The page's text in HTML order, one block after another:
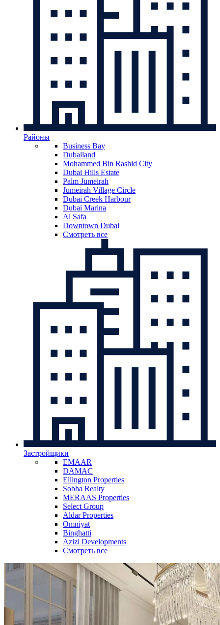
Районы
Business Bay
Dubailand
Mohammed Bin Rashid City
Dubai Hills Estate
Palm Jumeirah
Jumeirah Village Circle
Dubai Creek Harbour
Dubai Marina
Al Safa
Downtown Dubai
Смотреть все
Застройщики
EMAAR
DAMAC
Ellington Properties
Sobha Realty
MERAAS Properties
Select Group
Aldar Properties
Omniyat
Binghatti
Azizi Developments
Смотреть все